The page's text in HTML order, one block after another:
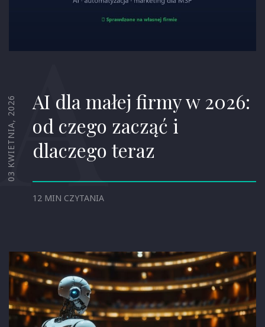
03 KWIETNIA, 2026
A
AI dla małej firmy w 2026:
od czego zacząć i
dlaczego teraz
12 MIN CZYTANIA